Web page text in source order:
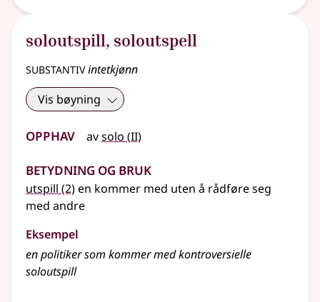
soloutspill, soloutspell
substantivintetkjønn
Vis bøyning
Opphav avsolo (2
II)
Betydning og bruk
utspill (2)en kommer med uten å rådføre seg
med andre
Eksempel
en politiker som kommer med kontroversielle
soloutspill